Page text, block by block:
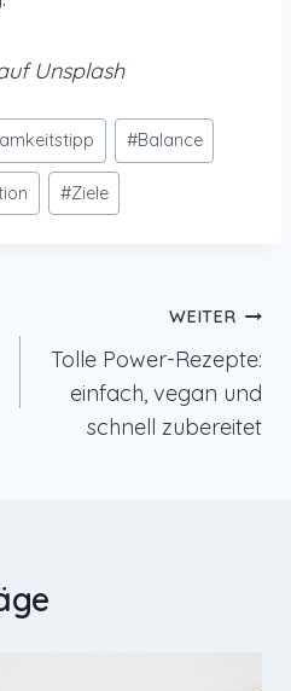
Unsplash
#Balance
#Ziele
WEITER
Tolle Power-Rezepte:
einfach, vegan und
schnell zubereitet